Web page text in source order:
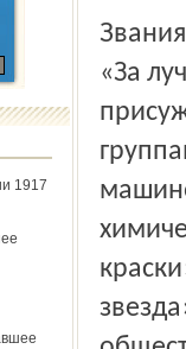
1917
Звания лауреатов премии Ярославской области 2002 года
«За